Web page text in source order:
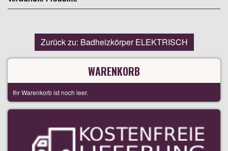
Zurück zu: Badheizkörper ELEKTRISCH
WARENKORB
Ihr Warenkorb ist noch leer.